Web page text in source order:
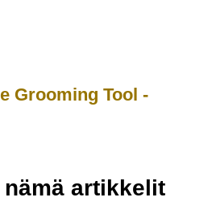
Grooming Tool -
artikkelit